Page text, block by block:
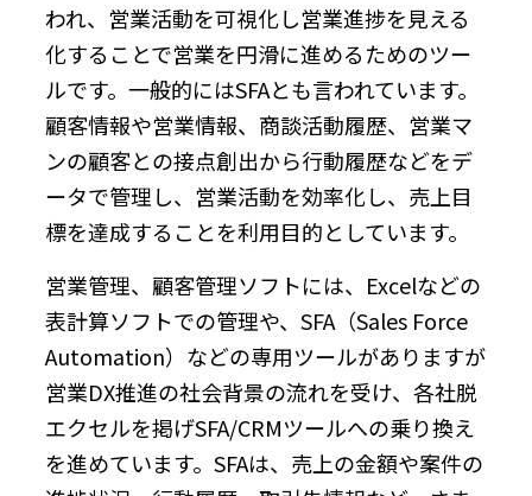
われ、営業活動を可視化し営業進捗を見える
化することで営業を円滑に進めるためのツー
ルです。一般的にはSFAとも言われています。
顧客情報や営業情報、商談活動履歴、営業マ
ンの顧客との接点創出から行動履歴などをデ
ータで管理し、営業活動を効率化し、売上目
標を達成することを利用目的としています。
営業管理、顧客管理ソフトには、Excelなどの
表計算ソフトでの管理や、SFA（Sales Force
Automation）などの専用ツールがありますが
営業DX推進の社会背景の流れを受け、各社脱
エクセルを掲げSFA/CRMツールへの乗り換え
を進めています。SFAは、売上の金額や案件の